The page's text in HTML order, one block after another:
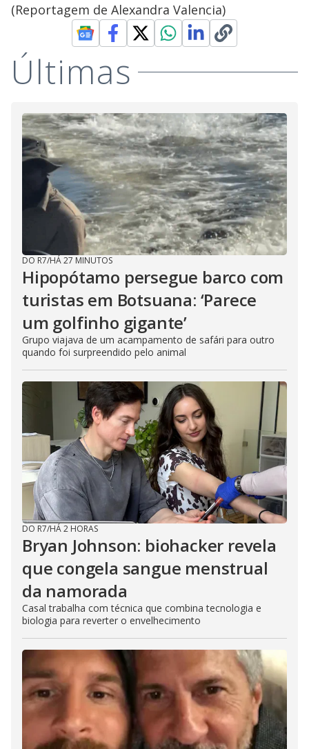
(Reportagem de Alexandra Valencia)
Últimas
DO R7/HÁ 27 MINUTOS
Hipopótamo persegue barco com
turistas em Botsuana: ‘Parece
um golfinho gigante’
Grupo viajava de um acampamento de safári para outro
quando foi surpreendido pelo animal
DO R7/HÁ 2 HORAS
Bryan Johnson: biohacker revela
que congela sangue menstrual
da namorada
Casal trabalha com técnica que combina tecnologia e
biologia para reverter o envelhecimento